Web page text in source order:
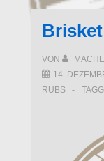
VON
14.
RUBS